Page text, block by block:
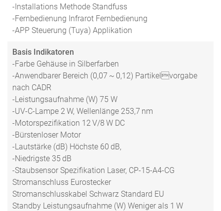
-Installations Methode Standfuss
-Fernbedienung Infrarot Fernbedienung
-APP Steuerung (Tuya) Applikation
Basis Indikatoren
-Farbe Gehäuse in Silberfarben
-Anwendbarer Bereich (0,07 ~ 0,12) Partikelvorgabe
nach CADR
-Leistungsaufnahme (W) 75 W
-UV-C-Lampe 2 W, Wellenlänge 253,7 nm
-Motorspezifikation 12 V/8 W DC
-Bürstenloser Motor
-Lautstärke (dB) Höchste 60 dB,
-Niedrigste 35 dB
-Staubsensor Spezifikation Laser, CP-15-A4-CG
Stromanschluss Eurostecker
Stromanschlusskabel Schwarz Standard EU
Standby Leistungsaufnahme (W) Weniger als 1 W